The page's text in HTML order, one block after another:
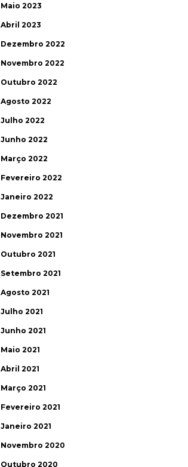
Maio 2023
Abril 2023
Dezembro 2022
Novembro 2022
Outubro 2022
Agosto 2022
Julho 2022
Junho 2022
Março 2022
Fevereiro 2022
Janeiro 2022
Dezembro 2021
Novembro 2021
Outubro 2021
Setembro 2021
Agosto 2021
Julho 2021
Junho 2021
Maio 2021
Abril 2021
Março 2021
Fevereiro 2021
Janeiro 2021
Novembro 2020
Outubro 2020